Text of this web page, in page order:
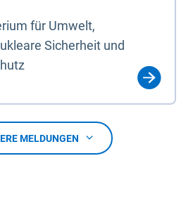
für Umwelt,
Sicherheit und
MELDUNGEN